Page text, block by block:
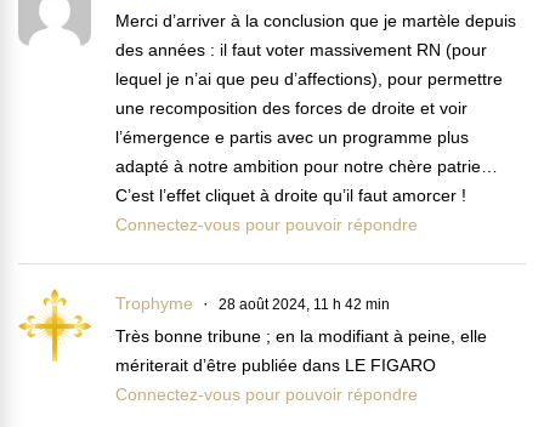
Merci d’arriver à la conclusion que je martèle depuis
des années : il faut voter massivement RN (pour
lequel je n’ai que peu d’affections), pour permettre
une recomposition des forces de droite et voir
l’émergence e partis avec un programme plus
adapté à notre ambition pour notre chère patrie…
C’est l’effet cliquet à droite qu’il faut amorcer !
Connectez-vous pour pouvoir répondre
Trophyme 28 août 2024, 11 h 42 min
Très bonne tribune ; en la modifiant à peine, elle
mériterait d’être publiée dans LE FIGARO
Connectez-vous pour pouvoir répondre